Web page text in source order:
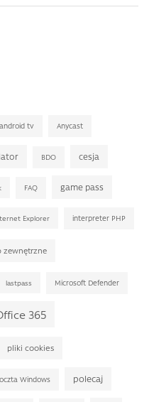
android tv Anycast
BDO cesja
FAQ game pass
Explorer interpreter PHP
zewnętrzne
lastpass Microsoft Defender
365
pliki cookies
Windows polecaj